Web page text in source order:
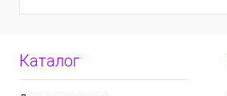
Каталог